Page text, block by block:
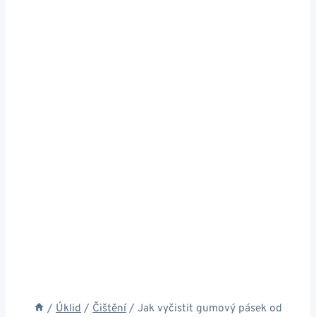
/ Úklid / Čištění / Jak vyčistit gumový pásek od